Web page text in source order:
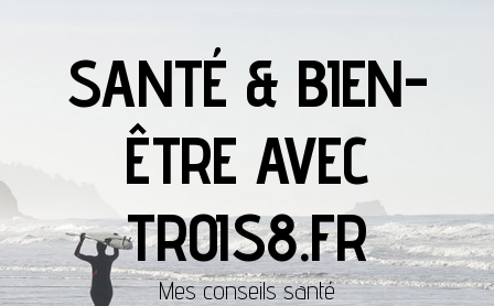
SANTÉ & BIEN-
ÊTRE AVEC
TROIS8.FR
Mes conseils santé